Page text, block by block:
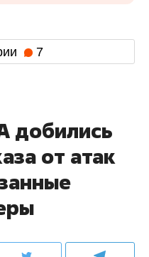
7
добились
от атак